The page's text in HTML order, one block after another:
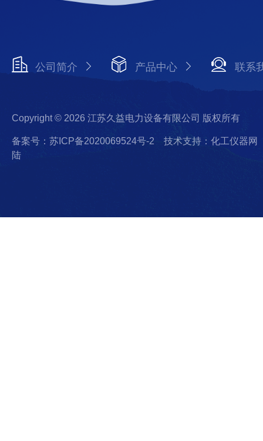
公司简介 产品中心 联系
Copyright © 2026 江苏久益电力设备有限公司 版权所有
备案号：苏ICP备2020069524号-2
技术支持：化工仪器网
陆